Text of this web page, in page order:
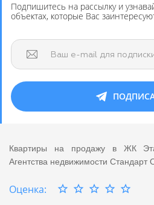
Подпишитесь на рассылку и
объектах, которые Вас
Ваш e-mail для
Квартиры на продажу в ЖК
Агентства недвижимости Стандарт
Оценка: